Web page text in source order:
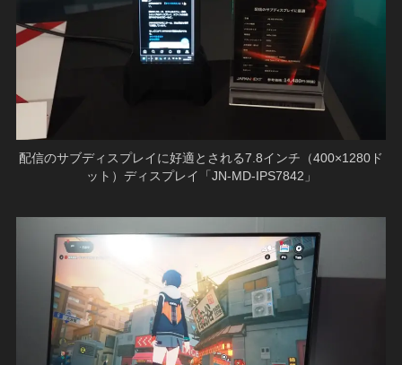
配信のサブディスプレイに好適とされる7.8インチ（400×1280ド
ット）ディスプレイ「JN-MD-IPS7842」